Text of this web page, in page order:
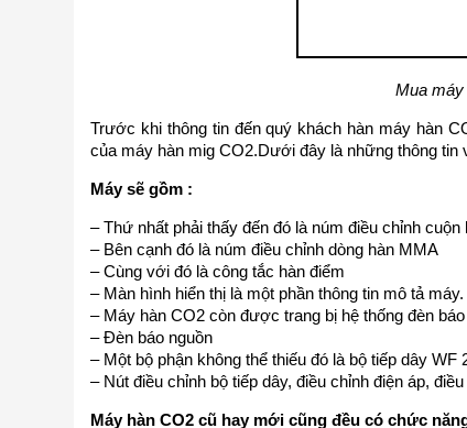
Mua
Trước khi thông tin đến quý khách hàn máy hàn
của máy hàn mig CO2.Dưới đây là những thông tin
Máy sẽ gồm :
– Thứ nhất phải thấy đến đó là núm điều chỉnh cuộn
– Bên cạnh đó là núm điều chỉnh dòng hàn MMA
– Cùng với đó là công tắc hàn điểm
– Màn hình hiển thị là một phần thông tin mô tả máy.
– Máy hàn CO2 còn được trang bị hệ thống đèn
– Đèn báo nguồn
– Một bộ phận không thể thiếu đó là bộ tiếp dây WF
– Nút điều chỉnh bộ tiếp dây, điều chỉnh điện áp,
Máy hàn CO2 cũ hay mới cũng đều có chức